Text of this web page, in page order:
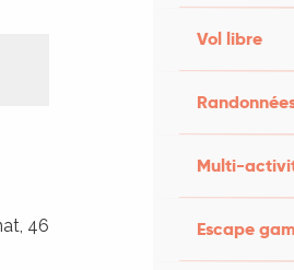
Vol libre
Multi-
Escape
46210 Sénaillac-